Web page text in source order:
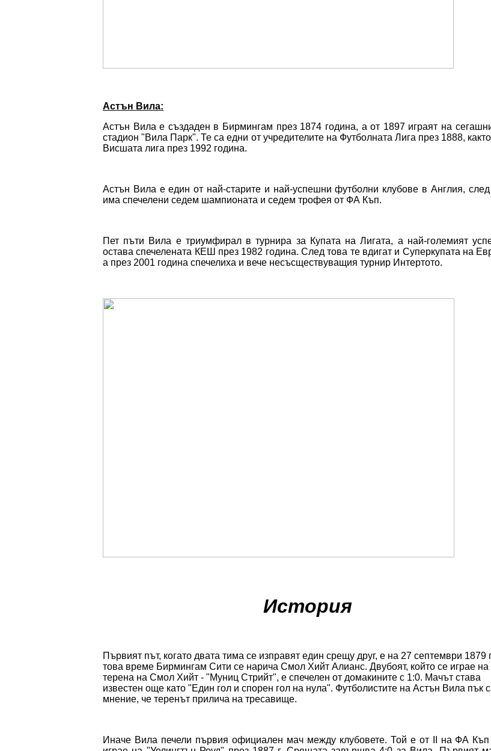
Астън Вила:
Астън Вила е създаден в Бирмингам през 1874 година, а от 1897 играят на
стадион "Вила Парк". Те са едни от учредителите на Футболната Лига през 1888,
Висшата лига през 1992 година.
Астън Вила е един от най-старите и най-успешни футболни клубове в Англия, след
има спечелени седем шампионата и седем трофея от ФА Къп.
Пет пъти Вила е триумфирал в турнира за Купата на Лигата, а най-големият
остава спечелената КЕШ през 1982 година. След това те вдигат и Суперкупата на
а през 2001 година спечелиха и вече несъсществуващия турнир Интертото.
История
Първият път, когато двата тима се изправят един срещу друг, е на 27 септември 1879
това време Бирмингам Сити се нарича Смол Хийт Алианс. Двубоят, който се играе на
терена на Смол Хийт - "Муниц Стрийт", е спечелен от домакините с 1:0. Мачът става
известен още като "Един гол и спорен гол на нула". Футболистите на Астън Вила пък
мнение, че теренът прилича на тресавище.
Иначе Вила печели първия официален мач между клубовете. Той е от ІІ на ФА